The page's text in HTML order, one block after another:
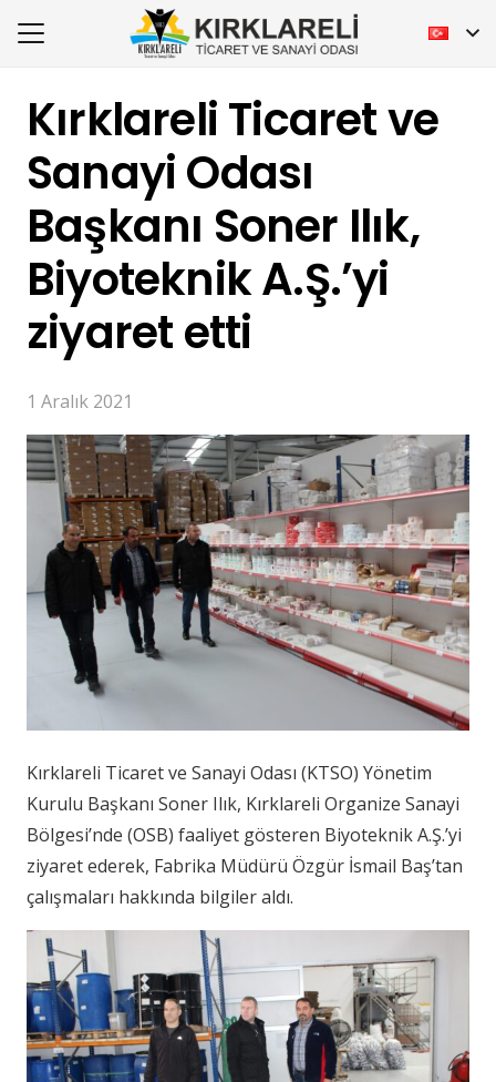
Kırklareli Ticaret ve
Sanayi Odası
Başkanı Soner Ilık,
Biyoteknik A.Ş.’yi
ziyaret etti
1 Aralık 2021
Kırklareli Ticaret ve Sanayi Odası (KTSO) Yönetim
Kurulu Başkanı Soner Ilık, Kırklareli Organize Sanayi
Bölgesi’nde (OSB) faaliyet gösteren Biyoteknik A.Ş.’yi
ziyaret ederek, Fabrika Müdürü Özgür İsmail Baş’tan
çalışmaları hakkında bilgiler aldı.